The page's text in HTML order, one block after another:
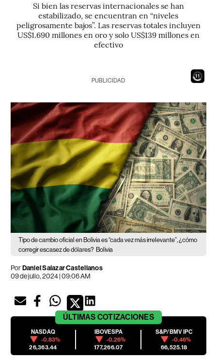
Si bien las reservas internacionales se han
estabilizado, se encuentran en “niveles
peligrosamente bajos”. Las reservas totales incluyen
US$1.690 millones en oro y solo US$139 millones en
efectivo
9
PUBLICIDAD
Tipo de cambio oficial en Bolivia es “cada vez más irrelevante”, ¿cómo
corregir escasez de dólares? Bolivia
PorDaniel Salazar Castellanos
09 de julio, 2024 | 09:06 AM
ÚLTIMAS COTIZACIONES
NASDAQ
-0.83%
26,363.44
IBOVESPA
-0.26%
177,266.07
S&P/BMV IPC
-0.46%
66,525.18